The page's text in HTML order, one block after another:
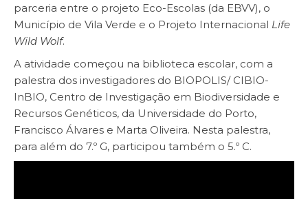
parceria entre o projeto Eco-Escolas (da EBVV), o
Município de Vila Verde e o Projeto Internacional Life
Wild Wolf.
A atividade começou na biblioteca escolar, com a
palestra dos investigadores do BIOPOLIS/ CIBIO-
InBIO, Centro de Investigação em Biodiversidade e
Recursos Genéticos, da Universidade do Porto,
Francisco Álvares e Marta Oliveira. Nesta palestra,
para além do 7.º G, participou também o 5.º C.